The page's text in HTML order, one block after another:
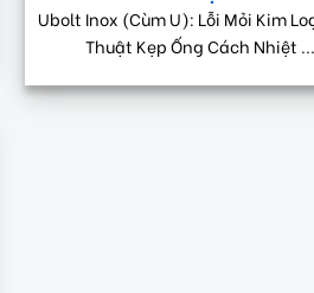
Ubolt Inox (Cùm U): Lỗi Mỏi Kim
Thuật Kẹp Ống Cách Nhiệt ...